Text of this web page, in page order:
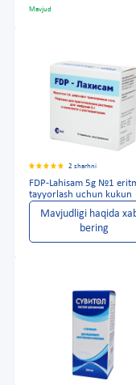
Mavjud
2 sharhni
FDP-Lahisam 5g №1
tayyorlash uchun kukun
Mavjudligi haqida
bering